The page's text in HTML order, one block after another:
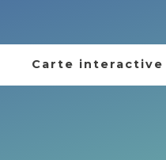
Carte interactive